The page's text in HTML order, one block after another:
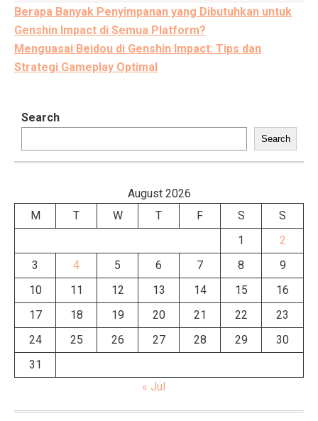
Post
navigation
Berapa Banyak Penyimpanan yang Dibutuhkan untuk
Genshin Impact di Semua Platform?
Menguasai Beidou di Genshin Impact: Tips dan
Strategi Gameplay Optimal
Search
Search
August 2026
M
T W T F S
S
1
2
3
4 5 6 7 8
9
10
11 12 13 14 15
16
17
18 19 20 21 22
23
24
25 26 27 28 29
30
31
« Jul